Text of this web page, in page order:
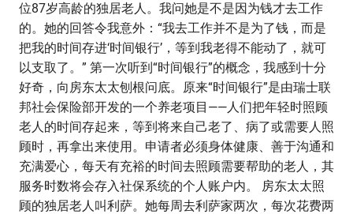
位87岁高龄的独居老人。我问她是不是因为钱才去工作
的。她的回答令我意外：“我去工作并不是为了钱，而是
把我的时间存进‘时间银行’，等到我老得不能动了，就可
以支取了。” 第一次听到“时间银行”的概念，我感到十分
好奇，向房东太太刨根问底。原来“时间银行”是由瑞士联
邦社会保险部开发的一个养老项目——人们把年轻时照顾
老人的时间存起来，等到将来自己老了、病了或需要人照
顾时，再拿出来使用。申请者必须身体健康、善于沟通和
充满爱心，每天有充裕的时间去照顾需要帮助的老人，其
服务时数将会存入社保系统的个人账户内。 房东太太照
顾的独居老人叫利萨。她每周去利萨家两次，每次花费两